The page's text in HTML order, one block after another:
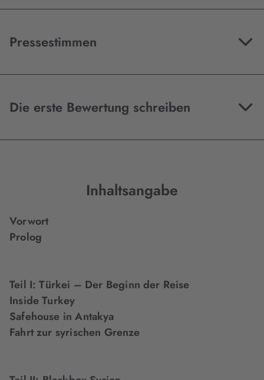
Pressestimmen
Die erste Bewertung schreiben
Inhaltsangabe
Vorwort
Prolog
Teil I:Türkei – Der Beginn der Reise
Inside Turkey
Safehouse in Antakya
Fahrt zur syrischen Grenze